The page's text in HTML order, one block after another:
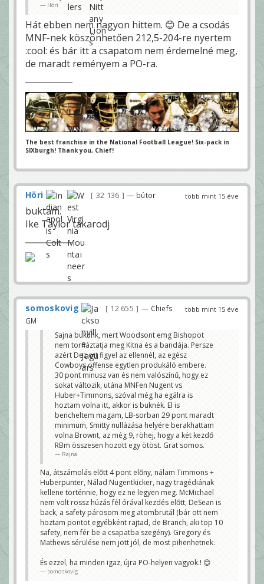
Höri
Hát ebben nem nagyon hittem. 😊 De a csodás
MNF-nek köszönhetően 212,5-204-re nyertem
:cool: és bár itt a csapatom nem érdemelné meg,
de maradt reményem a PO-ra.
The best franchise in the National Football League! Six-pack in
SIXburgh! Thank you, Chief!
több mint 15 éve
Höri 32 136 — bútor
buktam.
Ike Taylor takarodj
több mint 15 éve
somoskovig 12 655
— Chiefs
GM
Sajna bukunk, mert Woodsont emg Bishopot
nem tornáztatja meg Kitna és a bandája. Persze
azért Dez ott figyel az ellennél, az egész
Cowboys offense egytlen produkáló embere.
30 pont minusz van és nem valószínű, hogy ez
sokat változik, utána MNFen Nugent vs
Huber+Timmons, szóval még ha egálra is
hoztam volna itt, akkor is buknék. El is
bencheltem magam, LB-sorban 29 pont maradt
minimum, Smitty nullázása helyére berakhattam
volna Brownt, az még 9, röhej, hogy a két kezdő
RBm összesen hozott egy ötöst. Grat somos.
Rajna
Na, átszámolás előtt 4 pont előny, nálam Timmons +
Huberpunter, Nálad Nugentkicker, nagy tragédiának
kellene történnie, hogy ez ne legyen meg. McMichael
nem volt rossz húzás fél órával kezdés előtt, DeSean is
back, a safety párosom meg atombrutál (bár ott nem
hoztam pontot egyébként rajtad, de Branch, aki top 10
safety, nem fér be a csapatba szegény). Gregory és
Mathews sérülése nem jött jól, de most pihenhetnek.
És ezzel, ha minden igaz, újra PO-helyen vagyok.! 😊
somoskovig